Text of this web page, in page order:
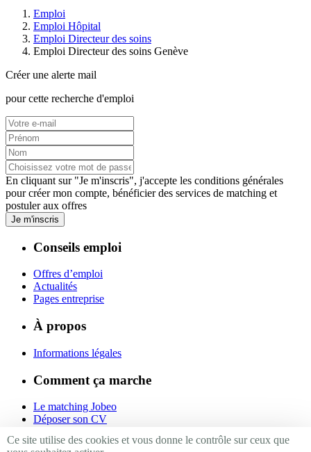
Emploi
Emploi Hôpital
Emploi Directeur des soins
Emploi Directeur des soins Genève
Créer une alerte mail
pour cette recherche d'emploi
En cliquant sur "Je m'inscris", j'accepte les conditions générales
pour créer mon compte, bénéficier des services de matching et
postuler aux offres
Je m'inscris
Conseils emploi
Offres d’emploi
Actualités
Pages entreprise
À propos
Informations légales
Comment ça marche
Le matching Jobeo
Déposer son CV
Ce site utilise des cookies et vous donne le contrôle sur ceux que